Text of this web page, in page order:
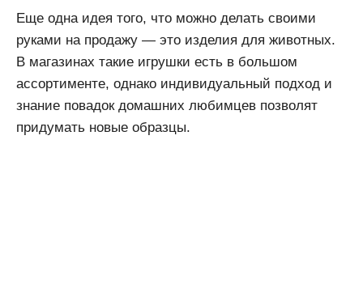
Еще одна идея того, что можно делать своими
руками на продажу — это изделия для животных.
В магазинах такие игрушки есть в большом
ассортименте, однако индивидуальный подход и
знание повадок домашних любимцев позволят
придумать новые образцы.